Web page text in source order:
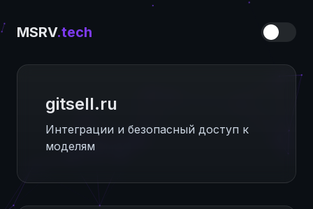
MSRV.tech
gitsell.ru
ИИ‑прокси — основной драйвер
платформы